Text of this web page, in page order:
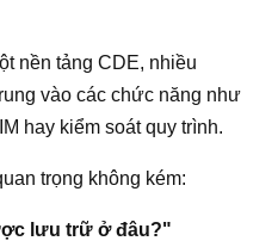
nền tảng CDE, nhiều
vào các chức năng như
hay kiểm soát quy trình.
trọng không kém:
lưu trữ ở đâu?"